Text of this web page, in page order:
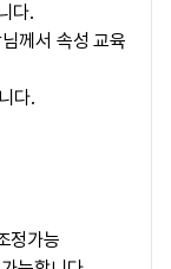
다.
께서 속성 교육
다.
정가능